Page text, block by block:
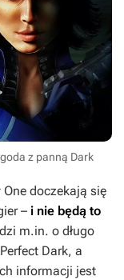
z panną Dark
doczekają się
– i nie będą to
m.in. o długo
Perfect Dark, a
informacji jest